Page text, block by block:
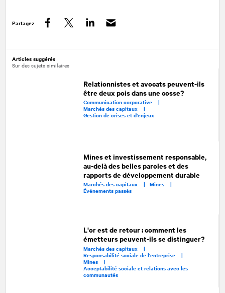
Partagez
Articles suggérés
Sur des sujets similaires
Relationnistes et avocats peuvent-ils
être deux pois dans une cosse?
Communication corporative |
Marchés des capitaux |
Gestion de crises et d'enjeux
Mines et investissement responsable,
au-delà des belles paroles et des
rapports de développement durable
Marchés des capitaux |Mines |
Événements passés
L'or est de retour : comment les
émetteurs peuvent-ils se distinguer?
Marchés des capitaux |
Responsabilité sociale de l'entreprise |
Mines |
Acceptabilité sociale et relations avec les
communautés